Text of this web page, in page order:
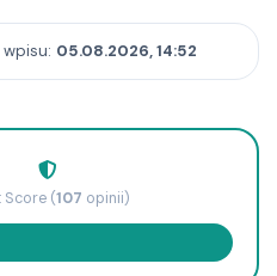
05.08.2026, 14:52
Score (107 opinii)